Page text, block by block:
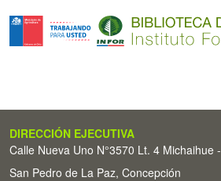
DIRECCIÓN EJECUTIVA
Calle Nueva Uno N°3570 Lt. 4 Michaihue -
San Pedro de La Paz, Concepción